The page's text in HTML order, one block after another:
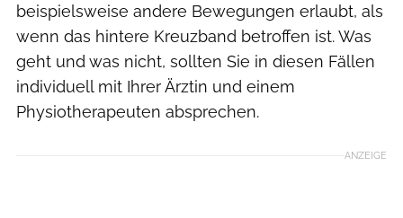
beispielsweise andere Bewegungen erlaubt, als
wenn das hintere Kreuzband betroffen ist. Was
geht und was nicht, sollten Sie in diesen Fällen
individuell mit Ihrer Ärztin und einem
Physiotherapeuten absprechen.
ANZEIGE